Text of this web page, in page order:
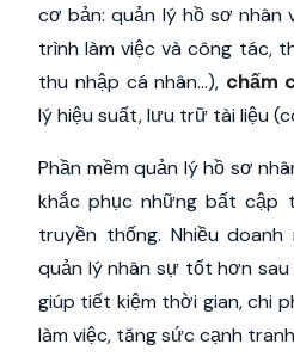
cơ bản: quản lý hồ sơ nhân
trình làm việc và công tác,
thu nhập cá nhân…), chấm
lý hiệu suất, lưu trữ tài liệu
Phần mềm quản lý hồ sơ
khắc phục những bất cập
truyền thống. Nhiều
quản lý nhân sự tốt hơn sau
giúp tiết kiệm thời gian, chi
làm việc, tăng sức cạnh